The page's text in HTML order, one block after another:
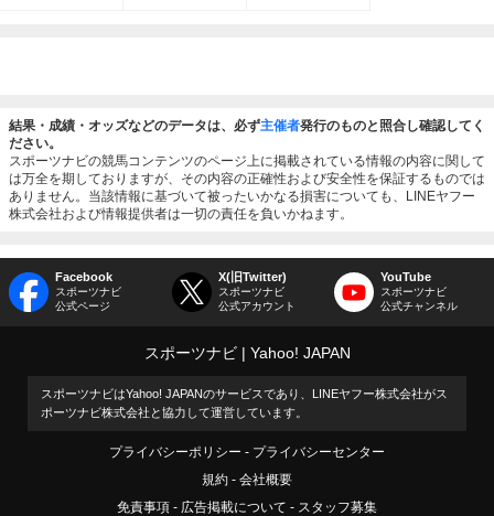
結果・成績・オッズなどのデータは、必ず主催者発行のものと照合し確認してく
ださい。
スポーツナビの競馬コンテンツのページ上に掲載されている情報の内容に関して
は万全を期しておりますが、その内容の正確性および安全性を保証するものでは
ありません。当該情報に基づいて被ったいかなる損害についても、LINEヤフー
株式会社および情報提供者は一切の責任を負いかねます。
Facebook
スポーツナビ
公式ページ
X(旧Twitter)
スポーツナビ
公式アカウント
YouTube
スポーツナビ
公式チャンネル
スポーツナビ Yahoo! JAPAN
スポーツナビはYahoo! JAPANのサービスであり、LINEヤフー株式会社がス
ポーツナビ株式会社と協力して運営しています。
プライバシーポリシー
プライバシーセンター
規約
会社概要
免責事項
広告掲載について スタッフ募集